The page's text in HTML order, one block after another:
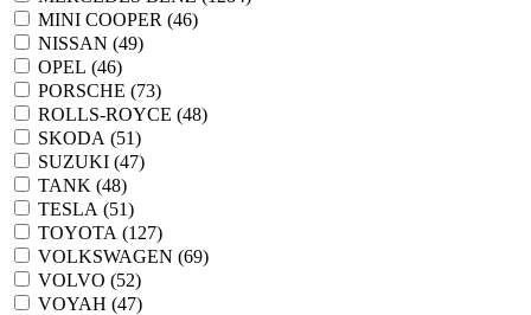
MINI COOPER (46)
NISSAN (49)
OPEL (46)
PORSCHE (73)
ROLLS-ROYCE (48)
SKODA (51)
SUZUKI (47)
TANK (48)
TESLA (51)
TOYOTA (127)
VOLKSWAGEN (69)
VOLVO (52)
VOYAH (47)